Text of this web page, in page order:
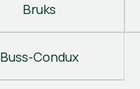
Bruks
Buss-Condux